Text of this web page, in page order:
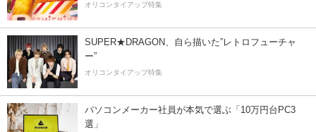
オリコンタイアップ特集
SUPER★DRAGON、自ら描いた”レトロフューチャ
ー”
オリコンタイアップ特集
パソコンメーカー社員が本気で選ぶ「10万円台PC3
選」